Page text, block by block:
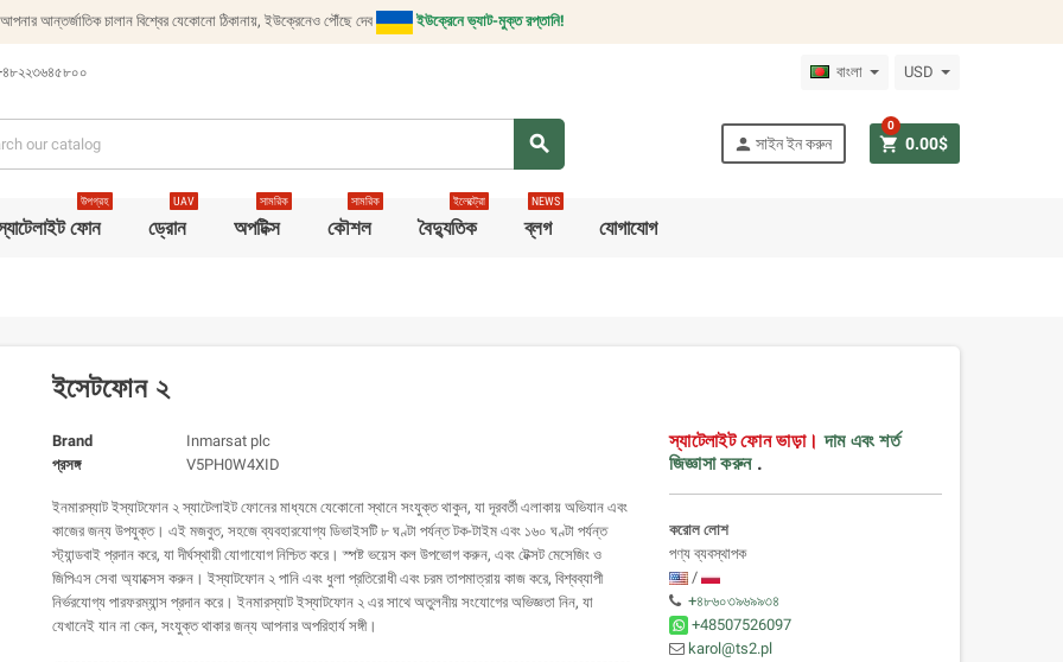
আন্তর্জাতিক চালান বিশ্বের যেকোনো ঠিকানায়, ইউক্রেনেও পৌঁছে দেব ইউক্রেনে ভ্যাট-মুক্ত রপ্তানি!
বাংলা USD
search person সাইন ইন করুন shopping_cart 0.00$
0
ফোন
উপগ্রহ
ড্রোন
UAV
অপটিক্স
সামরিক
কৌশল
সামরিক
বৈদ্যুতিক
ইলেক্ট্রো
ব্লগ
NEWS
যোগাযোগ
ইসেটফোন ২
Brand
Inmarsat plc
প্রসঙ্গ
V5PH0W4XID
ইনমারস্যাট ইস্যাটফোন ২ স্যাটেলাইট ফোনের মাধ্যমে যেকোনো স্থানে সংযুক্ত থাকুন, যা দূরবর্তী এলাকায় অভিযান এবং
কাজের জন্য উপযুক্ত। এই মজবুত, সহজে ব্যবহারযোগ্য ডিভাইসটি ৮ ঘণ্টা পর্যন্ত টক-টাইম এবং ১৬০ ঘণ্টা পর্যন্ত
স্ট্যান্ডবাই প্রদান করে, যা দীর্ঘস্থায়ী যোগাযোগ নিশ্চিত করে। স্পষ্ট ভয়েস কল উপভোগ করুন, এবং টেক্সট মেসেজিং ও
জিপিএস সেবা অ্যাক্সেস করুন। ইস্যাটফোন ২ পানি এবং ধুলা প্রতিরোধী এবং চরম তাপমাত্রায় কাজ করে, বিশ্বব্যাপী
নির্ভরযোগ্য পারফরম্যান্স প্রদান করে। ইনমারস্যাট ইস্যাটফোন ২ এর সাথে অতুলনীয় সংযোগের অভিজ্ঞতা নিন, যা
যেখানেই যান না কেন, সংযুক্ত থাকার জন্য আপনার অপরিহার্য সঙ্গী।
স্যাটেলাইট ফোন ভাড়া। দাম এবং শর্ত
জিজ্ঞাসা করুন.
করোল লোশ
পণ্য ব্যবস্থাপক
/
+৪৮৬০৩৯৬৯৯৩৪
+48507526097
karol@ts2.pl